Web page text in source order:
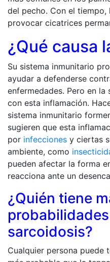
del pecho. Con el tiempo,
provocar cicatrices
¿Qué causa
Su sistema inmunitario
ayudar a defenderse
enfermedades. Pero en
con esta inflamación.
sistema inmunitario
sugieren que esta
por infecciones y ciertas
ambiente, como
pueden afectar la forma
reacciona ante un
¿Quién tiene
sarcoidosis?
Cualquier persona puede